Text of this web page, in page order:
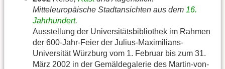
Mitteleuropäische Stadtansichten aus dem 16.
Jahrhundert.
Ausstellung der Universitätsbibliothek im Rahmen
der 600-Jahr-Feier der Julius-Maximilians-
Universität Würzburg vom 1. Februar bis zum 31.
März 2002 in der Gemäldegalerie des Martin-von-